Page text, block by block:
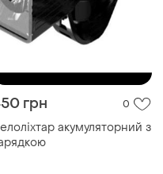
грн 0
акумуляторний з